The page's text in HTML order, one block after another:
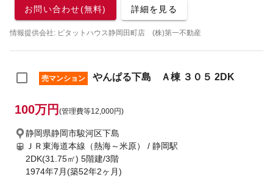
お問い合わせ(無料) 詳細を見る
情報提供会社: ピタットハウス静岡田町店 (株)第一不動産
売マンション やんぱる下島 Ａ棟 ３０５ 2DK
100万円 (管理費等12,000円)
静岡県静岡市駿河区下島
ＪＲ東海道本線（熱海～米原） / 静岡駅
2DK(31.75㎡) 5階建/3階
1974年7月(築52年2ヶ月)